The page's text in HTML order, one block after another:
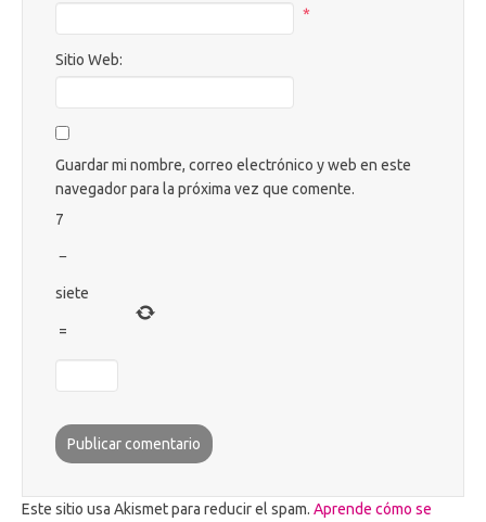
*
Sitio Web:
Guardar mi nombre, correo electrónico y web en este
navegador para la próxima vez que comente.
7
−
siete
=
Este sitio usa Akismet para reducir el spam. Aprende cómo se